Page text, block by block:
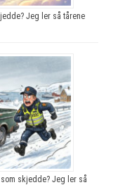
Jeg ler så tårene
skjedde? Jeg ler så